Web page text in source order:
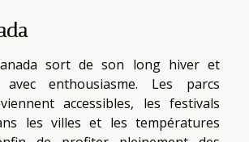
sort de son long hiver et
enthousiasme. Les parcs
accessibles, les festivals
les villes et les températures